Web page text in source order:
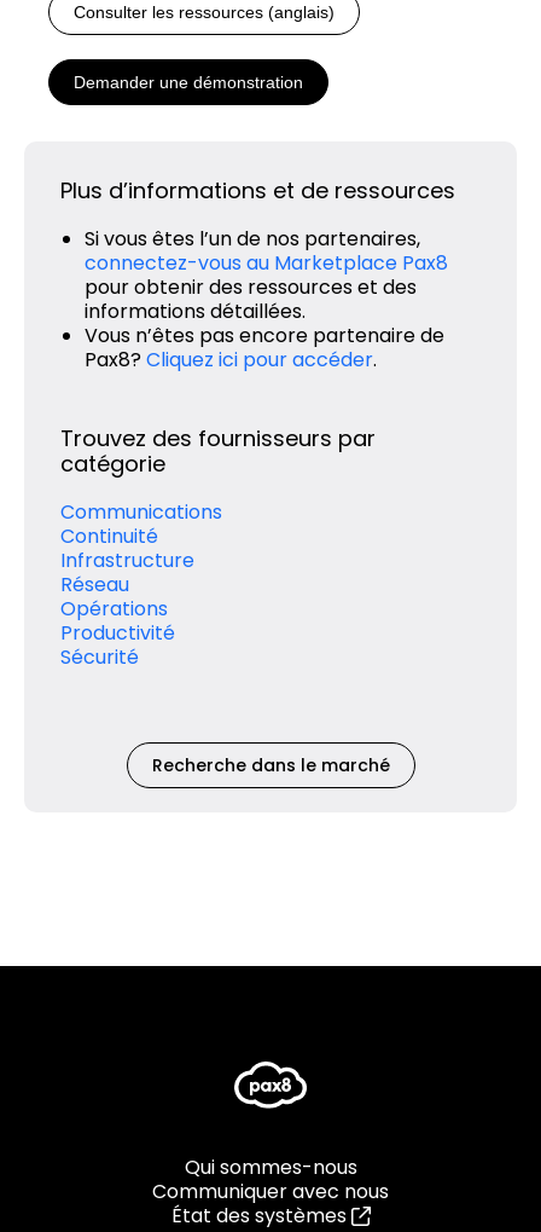
Consulter les ressources (anglais)
Demander une démonstration
Plus d’informations et de ressources
Si vous êtes l’un de nos partenaires,
connectez-vous au Marketplace Pax8
pour obtenir des ressources et des
informations détaillées.
Vous n’êtes pas encore partenaire de
Pax8?Cliquez ici pour accéder.
Trouvez des fournisseurs par
catégorie
Communications
Continuité
Infrastructure
Réseau
Opérations
Productivité
Sécurité
Recherche dans le marché
Qui sommes-nous
Communiquer avec nous
État des systèmes